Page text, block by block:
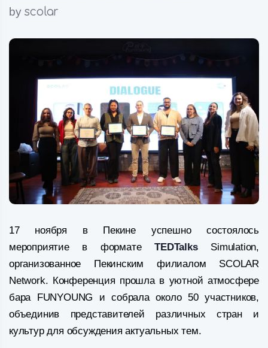
by scolar
17 ноября в Пекине успешно состоялось
мероприятие в форматеTEDTalks Simulation,
организованное Пекинским филиалом SCOLAR
Network. Конференция прошла в уютной атмосфере
бара FUNYOUNG и собрала около 50 участников,
объединив представителей различных стран и
культур для обсуждения актуальных тем.